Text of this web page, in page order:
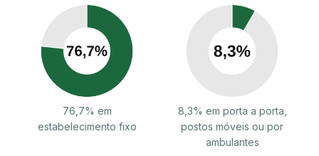
76,7% em
estabelecimento fixo
8,3% em porta a porta,
postos móveis ou por
ambulantes